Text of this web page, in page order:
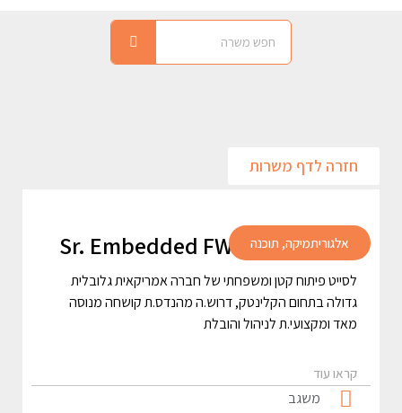
חזרה לדף משרות
אלגוריתמיקה, תוכנה
Sr. Embedded FW Engineer TL
לסייט פיתוח קטן ומשפחתי של חברה אמריקאית גלובלית
גדולה בתחום הקלינטק, דרוש.ה מהנדס.ת קושחה מנוסה
מאד ומקצועי.ת לניהול והובלת
קראו עוד
משגב